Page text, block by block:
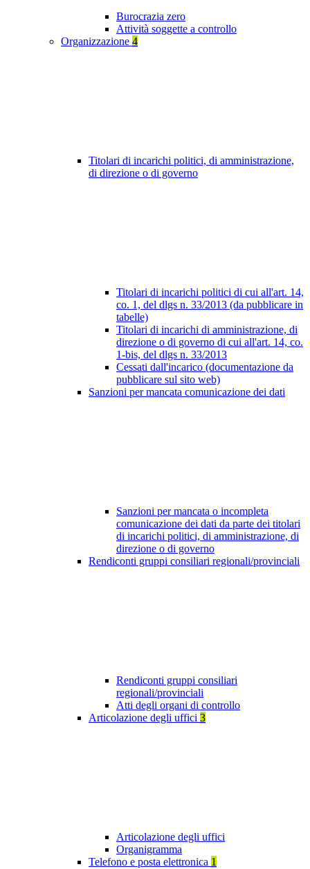
Burocrazia zero
Attività soggette a controllo
Organizzazione 4
Titolari di incarichi politici, di amministrazione,
di direzione o di governo
Titolari di incarichi politici di cui all'art. 14,
co. 1, del dlgs n. 33/2013 (da pubblicare in
tabelle)
Titolari di incarichi di amministrazione, di
direzione o di governo di cui all'art. 14, co.
1-bis, del dlgs n. 33/2013
Cessati dall'incarico (documentazione da
pubblicare sul sito web)
Sanzioni per mancata comunicazione dei dati
Sanzioni per mancata o incompleta
comunicazione dei dati da parte dei titolari
di incarichi politici, di amministrazione, di
direzione o di governo
Rendiconti gruppi consiliari regionali/provinciali
Rendiconti gruppi consiliari
regionali/provinciali
Atti degli organi di controllo
Articolazione degli uffici 3
Articolazione degli uffici
Organigramma
Telefono e posta elettronica 1